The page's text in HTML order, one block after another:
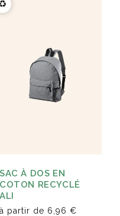
SAC À DOS EN
COTON RECYCLÉ
ALI
à partir de 6,96 €